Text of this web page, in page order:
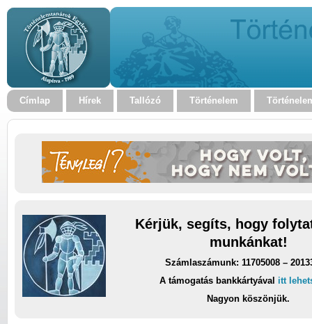
Címlap Hírek Tallózó Történelem
Kérjük, segíts, hogy
munkánkat!
Számlaszámunk: 11705008 –
A támogatás bankkártyával itt
Nagyon köszönjük.